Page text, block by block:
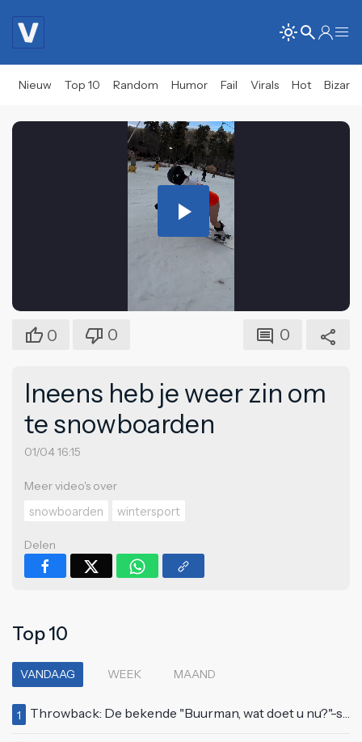
Nieuw Top 10 Random Humor Fail Virals Hot Bizar
Play
Video
0 0 0
Ineens heb je weer zin om
te snowboarden
01/04 16:15
Meer video's over
snowboarden
wintersport
Delen
Top 10
VANDAAG WEEK MAAND
1 Throwback: De bekende "Buurman, wat doet u nu?"-scène uit Flodder met Tatjana Šimić